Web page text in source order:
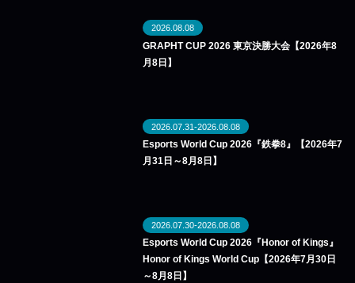
2026.08.08
GRAPHT CUP 2026 東京決勝大会【2026年8
月8日】
2026.07.31-2026.08.08
Esports World Cup 2026『鉄拳8』【2026年7
月31日～8月8日】
2026.07.30-2026.08.08
Esports World Cup 2026『Honor of Kings』
Honor of Kings World Cup【2026年7月30日
～8月8日】